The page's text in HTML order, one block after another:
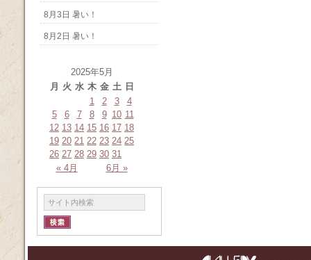
8月3日 暑い！
8月2日 暑い！
2025年5月
月
火 水 木 金 土 日
« 4月 6月 »
1 2 3
4
5
6 7 8 9 10 11
12 13 14 15 16 17 18
19 20 21 22 23 24 25
26 27 28 29 30 31